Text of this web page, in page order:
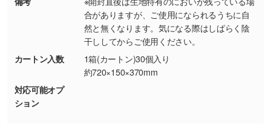
・持っているデータの背景が足りない／塗り足
しの作り方が分からない
印刷したいデータが印刷範囲よりも小さい場
合、シンプルな色・柄の背景であれば拡張が可
能です。→
合がありますが、ご使用になられるうちに自
然と無くなります。気になる際はしばらく陰
干ししてからご使用ください。
カートン入数
1箱(カートン)30個入り
約720×150×370mm
対応可能オプ
ション